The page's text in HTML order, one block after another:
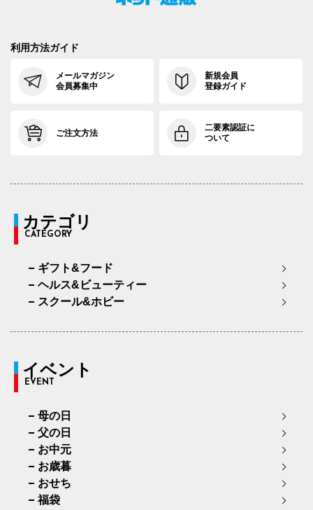
利用方法ガイド
メールマガジン
会員募集中
新規会員
登録ガイド
ご注文方法
二要素認証に
ついて
カテゴリ
CATEGORY
ギフト&フード
ヘルス&ビューティー
スクール&ホビー
イベント
EVENT
母の日
父の日
お中元
お歳暮
おせち
福袋